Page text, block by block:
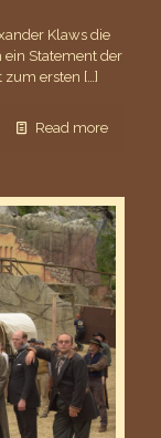
Klaws die
Statement der
zum ersten […]
Read more